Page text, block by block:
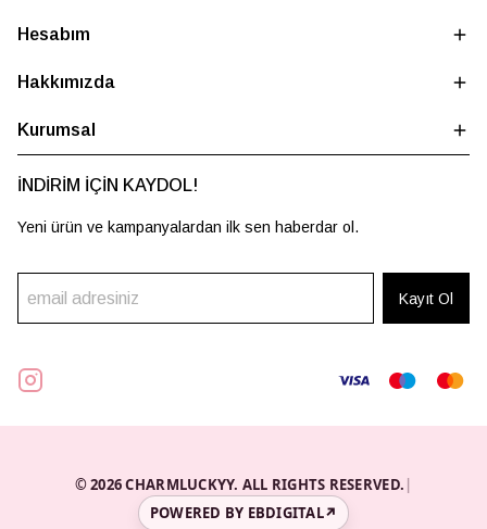
Hesabım
Hakkımızda
Kurumsal
İNDİRİM İÇİN KAYDOL!
Yeni ürün ve kampanyalardan ilk sen haberdar ol.
Kayıt Ol
© 2026 CHARMLUCKYY. ALL RIGHTS RESERVED. |
POWERED BY EBDIGITAL↗